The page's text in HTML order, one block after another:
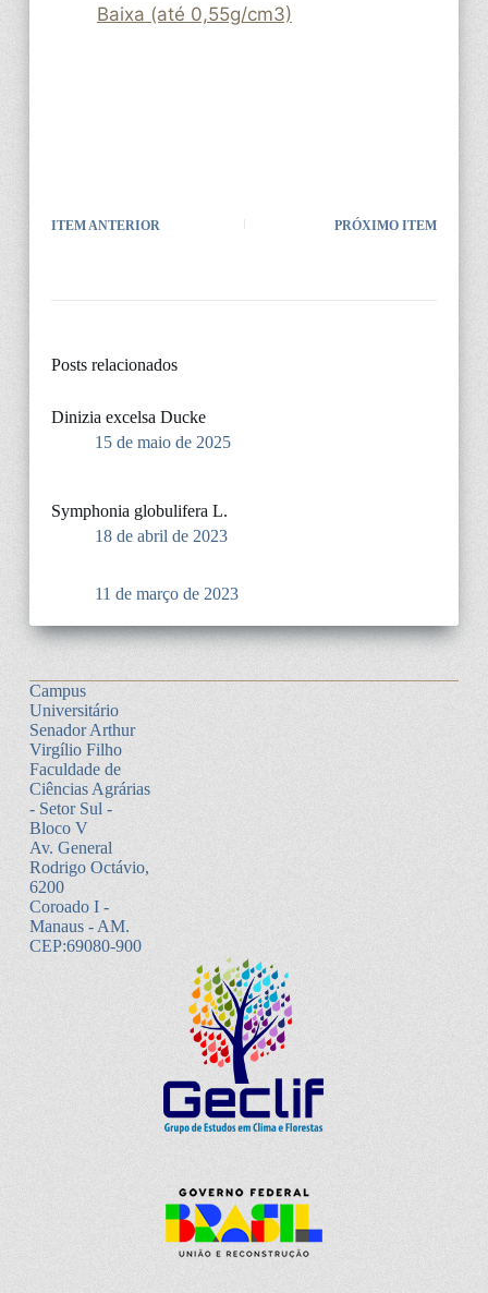
Baixa (até 0,55g/cm3)
ITEM ANTERIOR PRÓXIMO ITEM
Posts relacionados
Dinizia excelsa Ducke
15 de maio de 2025
Symphonia globulifera L.
18 de abril de 2023
11 de março de 2023
Campus
Universitário
Senador Arthur
Virgílio Filho
Faculdade de
Ciências Agrárias
- Setor Sul -
Bloco V
Av. General
Rodrigo Octávio,
6200
Coroado I -
Manaus - AM.
CEP:69080-900